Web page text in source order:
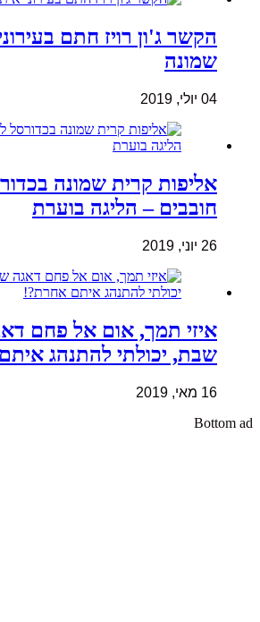
הקשר ג'ון רויז חתם
שמונה
04 יולי, 2019
אליפות קרית שמונה
חובבים – הליגה בוערת
26 יוני, 2019
איזי תמך, אום אל פחם
שבת, יכולתי להתנהג
16 מאי, 2019
Bottom ad